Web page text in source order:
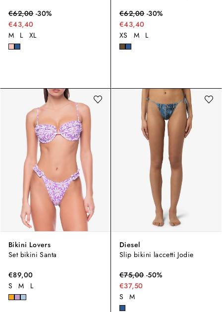
€62,00-30%
€43,40
M
L XL
€62,00-30%
€43,40
XS
M L
Bikini Lovers
Set bikini Santa
€89,00
S
M L
Diesel
Slip bikini laccetti Jodie
€75,00-50%
€37,50
S
M